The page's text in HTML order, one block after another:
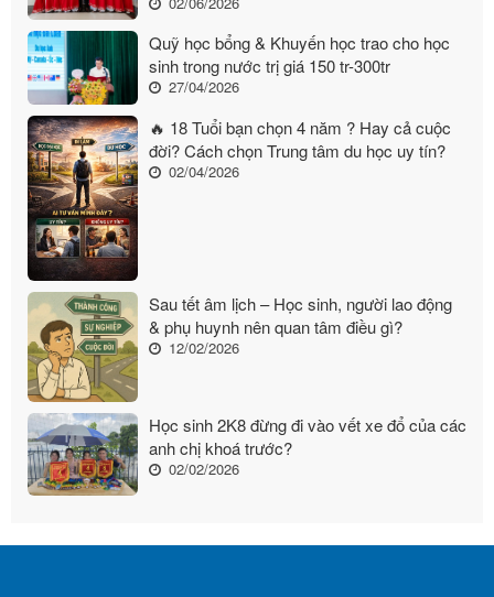
Quỹ học bổng & Khuyến học trao cho học
sinh trong nước trị giá 150 tr-300tr
27/04/2026
🔥 18 Tuổi bạn chọn 4 năm ? Hay cả cuộc
đời? Cách chọn Trung tâm du học uy tín?
02/04/2026
Sau tết âm lịch – Học sinh, người lao động
& phụ huynh nên quan tâm điều gì?
12/02/2026
Học sinh 2K8 đừng đi vào vết xe đổ của các
anh chị khoá trước?
02/02/2026